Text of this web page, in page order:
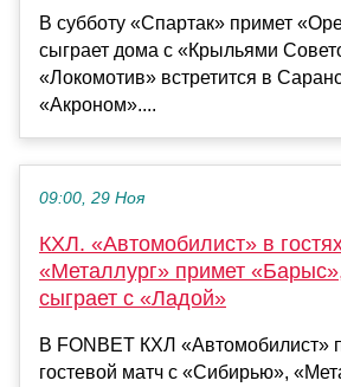
В субботу «Спартак» примет
сыграет дома с «Крыльями
«Локомотив» встретится в
«Акроном»....
09:00, 29 Ноя
КХЛ. «Автомобилист» в
«Металлург» примет
сыграет с «Ладой»
В FONBET КХЛ «Автомобилист»
гостевой матч с «Сибирью»,